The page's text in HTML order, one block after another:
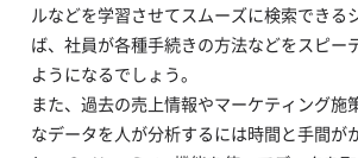
ルなどを学習させてスムーズに検索できる
ば、社員が各種手続きの方法などをスピー
ようになるでしょう。
また、過去の売上情報やマーケティング施
なデータを人が分析するには時間と手間が